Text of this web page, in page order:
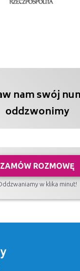
nam swój
oddzwonimy
ZAMÓW ROZMOWĘ
w klika minut!